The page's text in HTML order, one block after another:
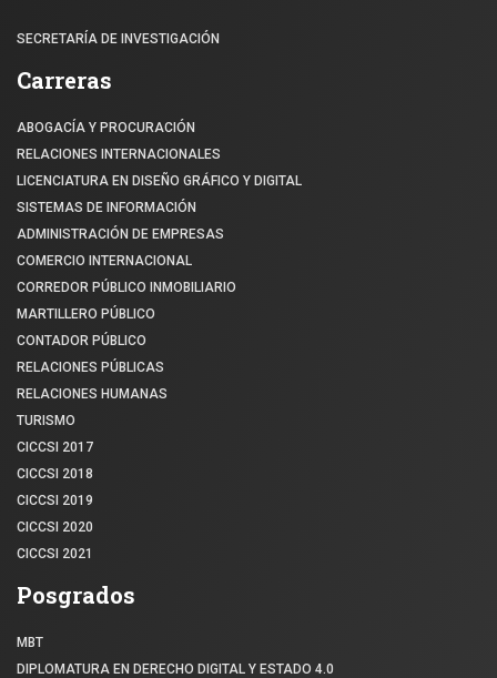
SECRETARÍA DE INVESTIGACIÓN
Carreras
ABOGACÍA Y PROCURACIÓN
RELACIONES INTERNACIONALES
LICENCIATURA EN DISEÑO GRÁFICO Y DIGITAL
SISTEMAS DE INFORMACIÓN
ADMINISTRACIÓN DE EMPRESAS
COMERCIO INTERNACIONAL
CORREDOR PÚBLICO INMOBILIARIO
MARTILLERO PÚBLICO
CONTADOR PÚBLICO
RELACIONES PÚBLICAS
RELACIONES HUMANAS
TURISMO
CICCSI 2017
CICCSI 2018
CICCSI 2019
CICCSI 2020
CICCSI 2021
Posgrados
MBT
DIPLOMATURA EN DERECHO DIGITAL Y ESTADO 4.0